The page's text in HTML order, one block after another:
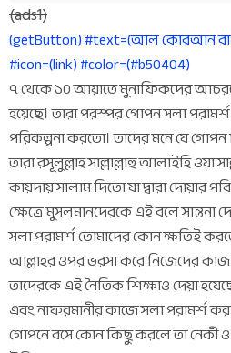
(ads1)
(getButton) #text=(আল কোরআন
#icon=(link) #color=(#b50404)
৭ থেকে ১০ আয়াতে মুনাফিকদের
হয়েছে। তারা পরস্পর গোপন সলা
পরিকল্পনা করতো। তাদের মনে যে
তারা রসূলুল্লাহ সাল্লাল্লাহু আলাইহি ওয়া
কায়দায় সালাম দিতো যা দ্বারা দোয়ার
ক্ষেত্রে মুসলমানদেরকে এই বলে সান্তনা
সলা পরামর্শ তোমাদের কোন ক্ষতিই
আল্লাহর ওপর ভরসা করে নিজেদের
তাদেরকে এই নৈতিক শিক্ষাও দেয়া
এবং নাফরমানীর কাজে সলা পরামর্শ
গোপনে বসে কোন কিছু করলে তা